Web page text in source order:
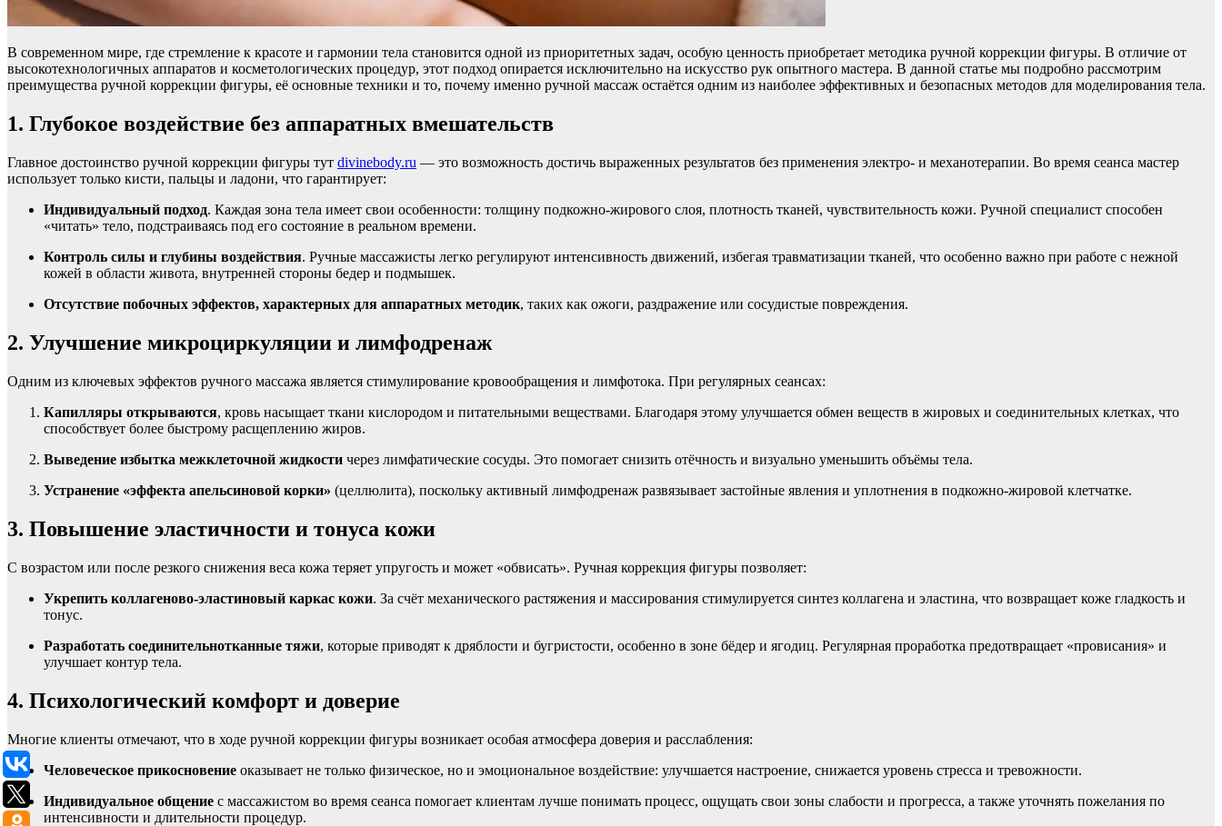
В современном мире, где стремление к красоте и гармонии тела становится одной из приоритетных задач, особую ценность приобретает методика ручной коррекции фигуры. В отличие от
высокотехнологичных аппаратов и косметологических процедур, этот подход опирается исключительно на искусство рук опытного мастера. В данной статье мы подробно рассмотрим
преимущества ручной коррекции фигуры, её основные техники и то, почему именно ручной массаж остаётся одним из наиболее эффективных и безопасных методов для моделирования тела.
1. Глубокое воздействие без аппаратных вмешательств
Главное достоинство ручной коррекции фигуры тут divinebody.ru — это возможность достичь выраженных результатов без применения электро- и механотерапии. Во время сеанса мастер
использует только кисти, пальцы и ладони, что гарантирует:
Индивидуальный подход. Каждая зона тела имеет свои особенности: толщину подкожно-жирового слоя, плотность тканей, чувствительность кожи. Ручной специалист способен
«читать» тело, подстраиваясь под его состояние в реальном времени.
Контроль силы и глубины воздействия. Ручные массажисты легко регулируют интенсивность движений, избегая травматизации тканей, что особенно важно при работе с нежной
кожей в области живота, внутренней стороны бедер и подмышек.
Отсутствие побочных эффектов, характерных для аппаратных методик, таких как ожоги, раздражение или сосудистые повреждения.
2. Улучшение микроциркуляции и лимфодренаж
Одним из ключевых эффектов ручного массажа является стимулирование кровообращения и лимфотока. При регулярных сеансах:
Капилляры открываются, кровь насыщает ткани кислородом и питательными веществами. Благодаря этому улучшается обмен веществ в жировых и соединительных клетках, что
способствует более быстрому расщеплению жиров.
Выведение избытка межклеточной жидкости через лимфатические сосуды. Это помогает снизить отёчность и визуально уменьшить объёмы тела.
Устранение «эффекта апельсиновой корки» (целлюлита), поскольку активный лимфодренаж развязывает застойные явления и уплотнения в подкожно-жировой клетчатке.
3. Повышение эластичности и тонуса кожи
С возрастом или после резкого снижения веса кожа теряет упругость и может «обвисать». Ручная коррекция фигуры позволяет:
Укрепить коллагеново-эластиновый каркас кожи. За счёт механического растяжения и массирования стимулируется синтез коллагена и эластина, что возвращает коже гладкость и
тонус.
Разработать соединительнотканные тяжи, которые приводят к дряблости и бугристости, особенно в зоне бёдер и ягодиц. Регулярная проработка предотвращает «провисания» и
улучшает контур тела.
4. Психологический комфорт и доверие
Многие клиенты отмечают, что в ходе ручной коррекции фигуры возникает особая атмосфера доверия и расслабления:
Человеческое прикосновение оказывает не только физическое, но и эмоциональное воздействие: улучшается настроение, снижается уровень стресса и тревожности.
Индивидуальное общение с массажистом во время сеанса помогает клиентам лучше понимать процесс, ощущать свои зоны слабости и прогресса, а также уточнять пожелания по
интенсивности и длительности процедур.